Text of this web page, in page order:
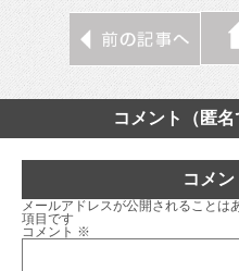
コメント（匿名
コメ
メールアドレスが公開されることは
項目です
コメント ※